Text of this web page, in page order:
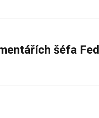
šéfa